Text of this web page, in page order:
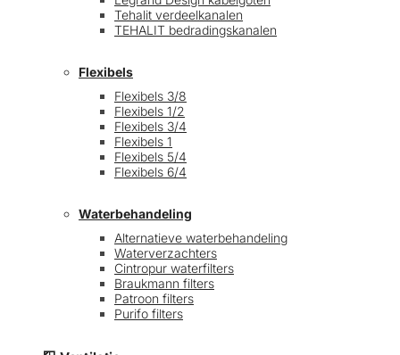
Tehalit verdeelkanalen
TEHALIT bedradingskanalen
Flexibels
Flexibels 3/8
Flexibels 1/2
Flexibels 3/4
Flexibels 1
Flexibels 5/4
Flexibels 6/4
Waterbehandeling
Alternatieve waterbehandeling
Waterverzachters
Cintropur waterfilters
Braukmann filters
Patroon filters
Purifo filters